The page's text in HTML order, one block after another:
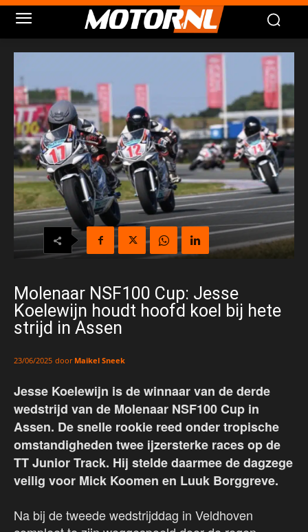
Molenaar NSF100 Cup: Jesse
Koelewijn houdt hoofd koel bij hete
strijd in Assen
23/06/2025 door Maikel Sneek
Jesse Koelewijn is de winnaar van de derde
wedstrijd van de Molenaar NSF100 Cup in
Assen. De snelle rookie reed onder tropische
omstandigheden twee ijzersterke races op de
TT Junior Track. Hij stelde daarmee de dagzege
veilig voor Mick Koomen en Luuk Borggreve.
Na bij de tweede wedstrijddag in Veldhoven